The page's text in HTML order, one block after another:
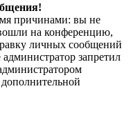
причинами: вы не
на конференцию,
личных сообщений
запретил